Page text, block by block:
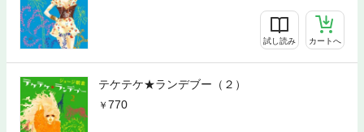
試し読み カートへ
テケテケ★ランデブー（２）
770